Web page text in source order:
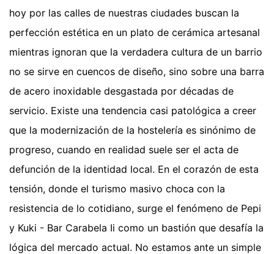
hoy por las calles de nuestras ciudades buscan la
perfección estética en un plato de cerámica artesanal
mientras ignoran que la verdadera cultura de un barrio
no se sirve en cuencos de diseño, sino sobre una barra
de acero inoxidable desgastada por décadas de
servicio. Existe una tendencia casi patológica a creer
que la modernización de la hostelería es sinónimo de
progreso, cuando en realidad suele ser el acta de
defunción de la identidad local. En el corazón de esta
tensión, donde el turismo masivo choca con la
resistencia de lo cotidiano, surge el fenómeno de Pepi
y Kuki - Bar Carabela Ii como un bastión que desafía la
lógica del mercado actual. No estamos ante un simple